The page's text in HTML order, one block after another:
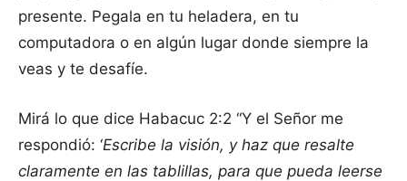
presente. Pegala en tu heladera, en tu
computadora o en algún lugar donde siempre la
veas y te desafíe.
Mirá lo que dice Habacuc 2:2 “Y el Señor me
respondió: ‘Escribe la visión, y haz que resalte
claramente en las tablillas, para que pueda leerse